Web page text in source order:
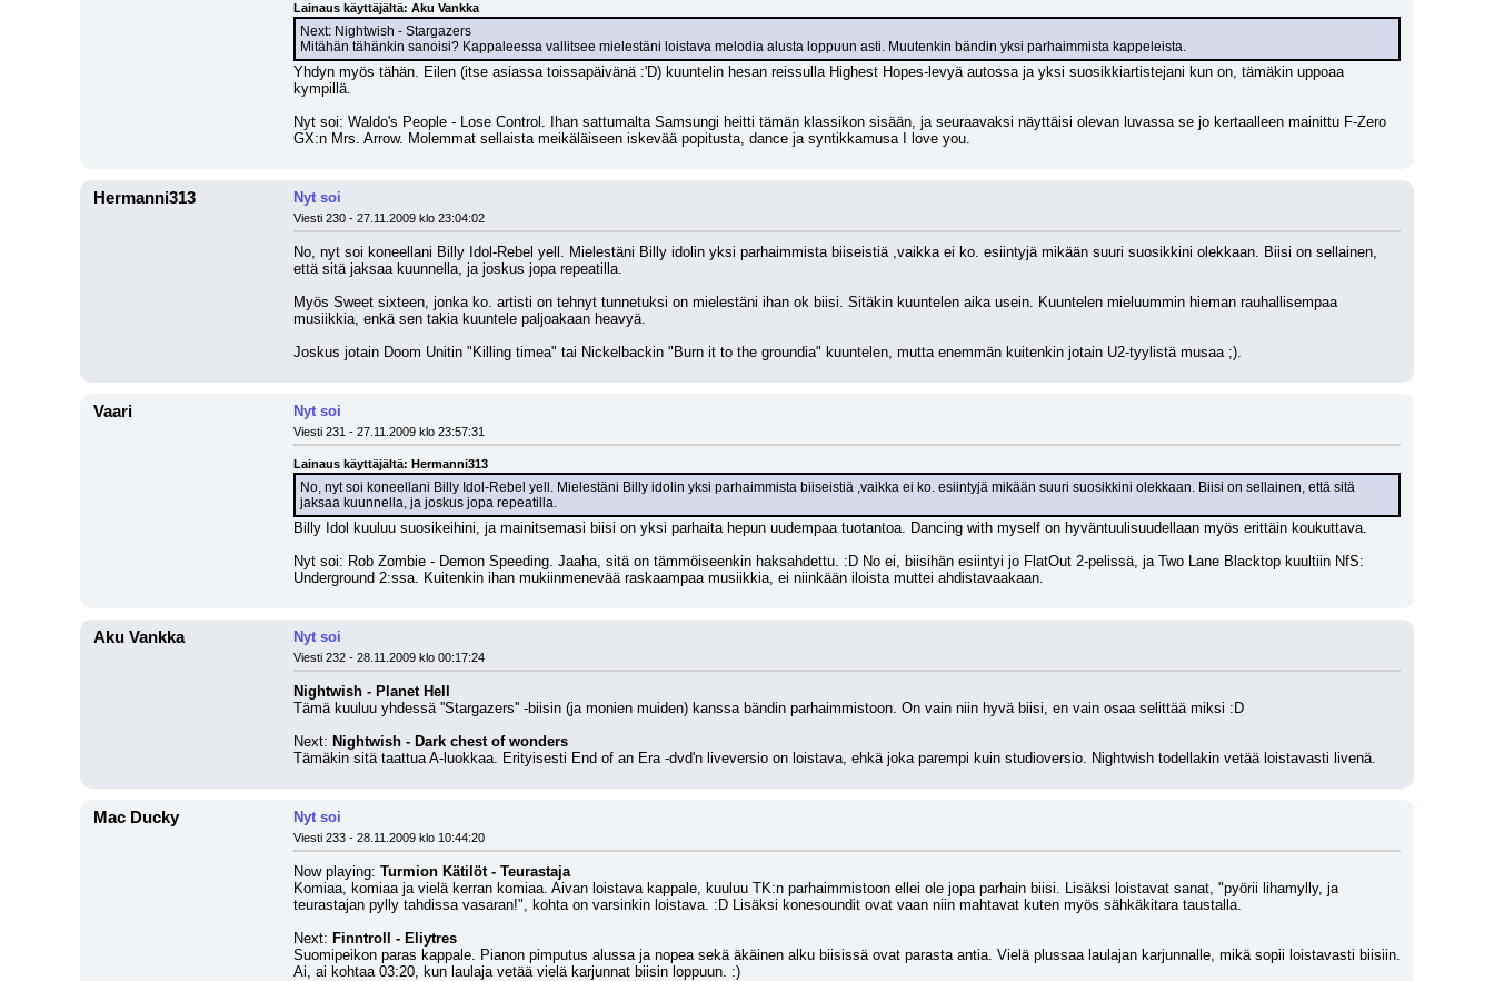
Lainaus käyttäjältä: Aku Vankka
Next: Nightwish - Stargazers
Mitähän tähänkin sanoisi? Kappaleessa vallitsee mielestäni loistava melodia alusta loppuun asti. Muutenkin bändin yksi parhaimmista kappeleista.
Yhdyn myös tähän. Eilen (itse asiassa toissapäivänä :'D) kuuntelin hesan reissulla Highest Hopes-levyä autossa ja yksi suosikkiartistejani kun on, tämäkin uppoaa
kympillä.
Nyt soi: Waldo's People - Lose Control. Ihan sattumalta Samsungi heitti tämän klassikon sisään, ja seuraavaksi näyttäisi olevan luvassa se jo kertaalleen mainittu F-Zero
GX:n Mrs. Arrow. Molemmat sellaista meikäläiseen iskevää popitusta, dance ja syntikkamusa I love you.
Hermanni313 Nyt soi
Viesti 230 - 27.11.2009 klo 23:04:02
No, nyt soi koneellani Billy Idol-Rebel yell. Mielestäni Billy idolin yksi parhaimmista biiseistiä ,vaikka ei ko. esiintyjä mikään suuri suosikkini olekkaan. Biisi on sellainen,
että sitä jaksaa kuunnella, ja joskus jopa repeatilla.
Myös Sweet sixteen, jonka ko. artisti on tehnyt tunnetuksi on mielestäni ihan ok biisi. Sitäkin kuuntelen aika usein. Kuuntelen mieluummin hieman rauhallisempaa
musiikkia, enkä sen takia kuuntele paljoakaan heavyä.
Joskus jotain Doom Unitin "Killing timea" tai Nickelbackin "Burn it to the groundia" kuuntelen, mutta enemmän kuitenkin jotain U2-tyylistä musaa ;).
Vaari Nyt soi
Viesti 231 - 27.11.2009 klo 23:57:31
Lainaus käyttäjältä: Hermanni313
No, nyt soi koneellani Billy Idol-Rebel yell. Mielestäni Billy idolin yksi parhaimmista biiseistiä ,vaikka ei ko. esiintyjä mikään suuri suosikkini olekkaan. Biisi on sellainen, että sitä
jaksaa kuunnella, ja joskus jopa repeatilla.
Billy Idol kuuluu suosikeihini, ja mainitsemasi biisi on yksi parhaita hepun uudempaa tuotantoa. Dancing with myself on hyväntuulisuudellaan myös erittäin koukuttava.
Nyt soi: Rob Zombie - Demon Speeding. Jaaha, sitä on tämmöiseenkin haksahdettu. :D No ei, biisihän esiintyi jo FlatOut 2-pelissä, ja Two Lane Blacktop kuultiin NfS:
Underground 2:ssa. Kuitenkin ihan mukiinmenevää raskaampaa musiikkia, ei niinkään iloista muttei ahdistavaakaan.
Aku Vankka Nyt soi
Viesti 232 - 28.11.2009 klo 00:17:24
Nightwish - Planet Hell
Tämä kuuluu yhdessä ''Stargazers'' -biisin (ja monien muiden) kanssa bändin parhaimmistoon. On vain niin hyvä biisi, en vain osaa selittää miksi :D
Next: Nightwish - Dark chest of wonders
Tämäkin sitä taattua A-luokkaa. Erityisesti End of an Era -dvd'n liveversio on loistava, ehkä joka parempi kuin studioversio. Nightwish todellakin vetää loistavasti livenä.
Mac Ducky Nyt soi
Viesti 233 - 28.11.2009 klo 10:44:20
Now playing: Turmion Kätilöt - Teurastaja
Komiaa, komiaa ja vielä kerran komiaa. Aivan loistava kappale, kuuluu TK:n parhaimmistoon ellei ole jopa parhain biisi. Lisäksi loistavat sanat, "pyörii lihamylly, ja
teurastajan pylly tahdissa vasaran!", kohta on varsinkin loistava. :D Lisäksi konesoundit ovat vaan niin mahtavat kuten myös sähkäkitara taustalla.
Next: Finntroll - Eliytres
Suomipeikon paras kappale. Pianon pimputus alussa ja nopea sekä äkäinen alku biisissä ovat parasta antia. Vielä plussaa laulajan karjunnalle, mikä sopii loistavasti biisiin.
Ai, ai kohtaa 03:20, kun laulaja vetää vielä karjunnat biisin loppuun. :)